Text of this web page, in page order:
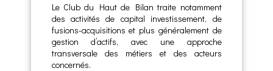
Le Club du Haut de Bilan traite notamment
des activités de capital investissement, de
fusions-acquisitions et plus généralement de
gestion d’actifs, avec une approche
transversale des métiers et des acteurs
concernés.